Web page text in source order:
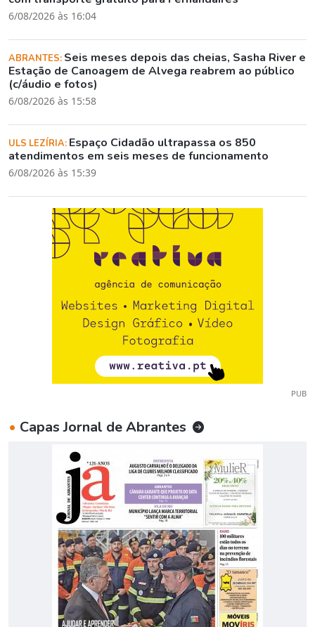
6/08/2026 às 16:04
ABRANTES: Seis meses depois das cheias, Sasha River e
Estação de Canoagem de Alvega reabrem ao público
(c/áudio e fotos)
6/08/2026 às 15:58
ULS LEZÍRIA: Espaço Cidadão ultrapassa os 850
atendimentos em seis meses de funcionamento
6/08/2026 às 15:39
PUB
• Capas Jornal de Abrantes